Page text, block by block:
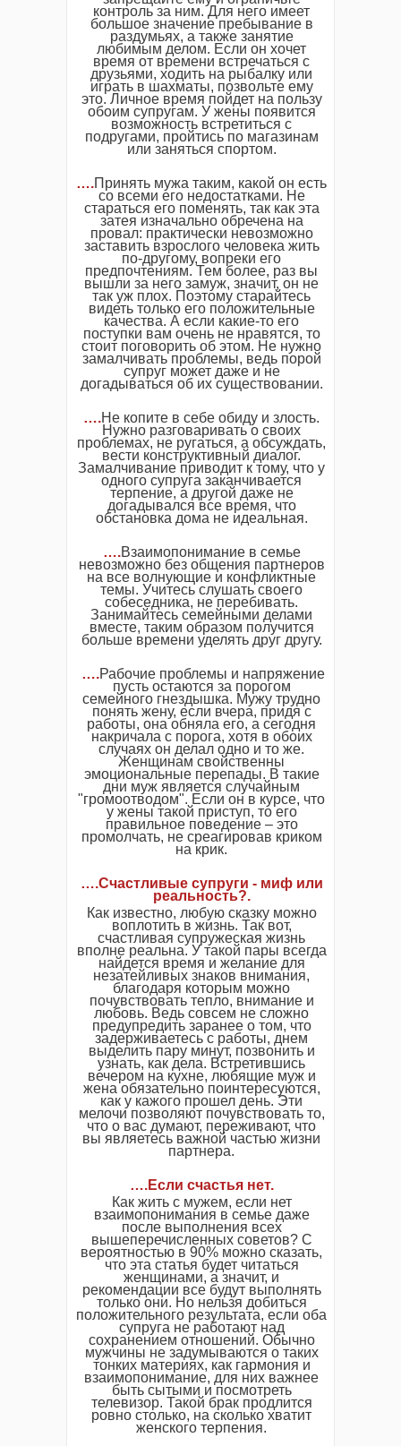
контроль за ним. Для него имеет
большое значение пребывание в
раздумьях, а также занятие
любимым делом. Если он хочет
время от времени встречаться с
друзьями, ходить на рыбалку или
играть в шахматы, позвольте ему
это. Личное время пойдет на пользу
обоим супругам. У жены появится
возможность встретиться с
подругами, пройтись по магазинам
или заняться спортом.
….Принять мужа таким, какой он есть
со всеми его недостатками. Не
стараться его поменять, так как эта
затея изначально обречена на
провал: практически невозможно
заставить взрослого человека жить
по-другому, вопреки его
предпочтениям. Тем более, раз вы
вышли за него замуж, значит, он не
так уж плох. Поэтому старайтесь
видеть только его положительные
качества. А если какие-то его
поступки вам очень не нравятся, то
стоит поговорить об этом. Не нужно
замалчивать проблемы, ведь порой
супруг может даже и не
догадываться об их существовании.
….Не копите в себе обиду и злость.
Нужно разговаривать о своих
проблемах, не ругаться, а обсуждать,
вести конструктивный диалог.
Замалчивание приводит к тому, что у
одного супруга заканчивается
терпение, а другой даже не
догадывался все время, что
обстановка дома не идеальная.
….Взаимопонимание в семье
невозможно без общения партнеров
на все волнующие и конфликтные
темы. Учитесь слушать своего
собеседника, не перебивать.
Занимайтесь семейными делами
вместе, таким образом получится
больше времени уделять друг другу.
….Рабочие проблемы и напряжение
пусть остаются за порогом
семейного гнездышка. Мужу трудно
понять жену, если вчера, придя с
работы, она обняла его, а сегодня
накричала с порога, хотя в обоих
случаях он делал одно и то же.
Женщинам свойственны
эмоциональные перепады. В такие
дни муж является случайным
"громоотводом". Если он в курсе, что
у жены такой приступ, то его
правильное поведение – это
промолчать, не среагировав криком
на крик.
….Счастливые супруги - миф или
реальность?.
Как известно, любую сказку можно
воплотить в жизнь. Так вот,
счастливая супружеская жизнь
вполне реальна. У такой пары всегда
найдется время и желание для
незатейливых знаков внимания,
благодаря которым можно
почувствовать тепло, внимание и
любовь. Ведь совсем не сложно
предупредить заранее о том, что
задерживаетесь с работы, днем
выделить пару минут, позвонить и
узнать, как дела. Встретившись
вечером на кухне, любящие муж и
жена обязательно поинтересуются,
как у кажого прошел день. Эти
мелочи позволяют почувствовать то,
что о вас думают, переживают, что
вы являетесь важной частью жизни
партнера.
….Если счастья нет.
Как жить с мужем, если нет
взаимопонимания в семье даже
после выполнения всех
вышеперечисленных советов? С
вероятностью в 90% можно сказать,
что эта статья будет читаться
женщинами, а значит, и
рекомендации все будут выполнять
только они. Но нельзя добиться
положительного результата, если оба
супруга не работают над
сохранением отношений. Обычно
мужчины не задумываются о таких
тонких материях, как гармония и
взаимопонимание, для них важнее
быть сытыми и посмотреть
телевизор. Такой брак продлится
ровно столько, на сколько хватит
женского терпения.